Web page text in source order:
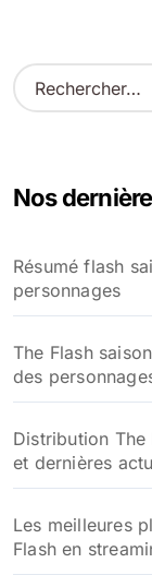
R
e
r
e
r
Nos
Résumé flash
personnages
The Flash
des
Distribution The
et dernières
Les meilleures
Flash en